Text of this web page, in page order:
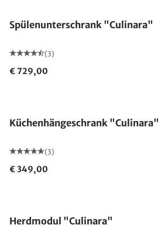
Spülenunterschrank "Culinara"
(3)
€ 729,00
Küchenhängeschrank "Culinara"
(3)
€ 349,00
Herdmodul "Culinara"